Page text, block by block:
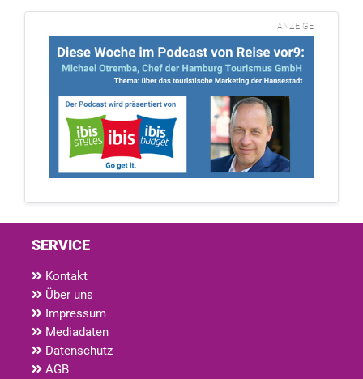
ANZEIGE
SERVICE
Kontakt
Über uns
Impressum
Mediadaten
Datenschutz
AGB